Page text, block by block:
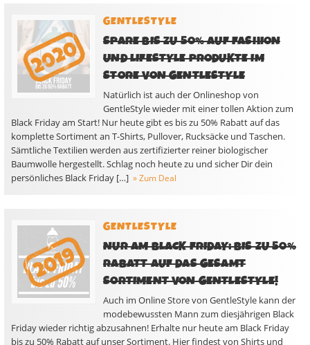
GENTLESTYLE
SPARE BIS ZU 50% AUF FASHION
UND LIFESTYLE PRODUKTE IM
STORE VON GENTLESTYLE
Natürlich ist auch der Onlineshop von
GentleStyle wieder mit einer tollen Aktion zum
Black Friday am Start! Nur heute gibt es bis zu 50% Rabatt auf das
komplette Sortiment an T-Shirts, Pullover, Rucksäcke und Taschen.
Sämtliche Textilien werden aus zertifizierter reiner biologischer
Baumwolle hergestellt. Schlag noch heute zu und sicher Dir dein
persönliches Black Friday […] » Zum Deal
GENTLESTYLE
NUR AM BLACK FRIDAY: BIS ZU 50%
RABATT AUF DAS GESAMT
SORTIMENT VON GENTLESTYLE!
Auch im Online Store von GentleStyle kann der
modebewussten Mann zum diesjährigen Black
Friday wieder richtig abzusahnen! Erhalte nur heute am Black Friday
bis zu 50% Rabatt auf unser Sortiment. Hier findest von Shirts und